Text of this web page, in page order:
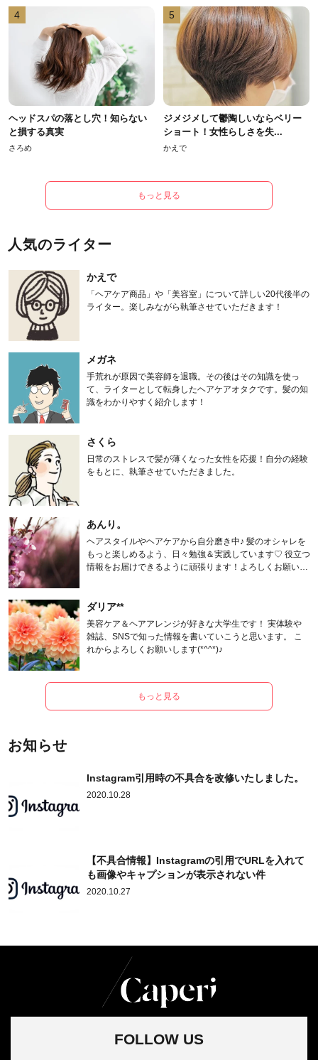
4
ヘッドスパの落とし穴！知らない
と損する真実
さろめ
5
ジメジメして鬱陶しいならベリー
ショート！女性らしさを失...
かえで
もっと見る
人気のライター
かえで
「ヘアケア商品」や「美容室」について詳しい20代後半の
ライター。楽しみながら執筆させていただきます！
メガネ
手荒れが原因で美容師を退職。その後はその知識を使っ
て、ライターとして転身したヘアケアオタクです。髪の知
識をわかりやすく紹介します！
さくら
日常のストレスで髪が薄くなった女性を応援！自分の経験
をもとに、執筆させていただきました。
あんり。
ヘアスタイルやヘアケアから自分磨き中♪ 髪のオシャレを
もっと楽しめるよう、日々勉強＆実践しています♡ 役立つ
情報をお届けできるように頑張ります！よろしくお願いし
ダリア**
美容ケア＆ヘアアレンジが好きな大学生です！ 実体験や
雑誌、SNSで知った情報を書いていこうと思います。 こ
れからよろしくお願いします(*^^*)♪
もっと見る
お知らせ
Instagram引用時の不具合を改修いたしました。
2020.10.28
【不具合情報】Instagramの引用でURLを入れて
も画像やキャプションが表示されない件
2020.10.27
FOLLOW US